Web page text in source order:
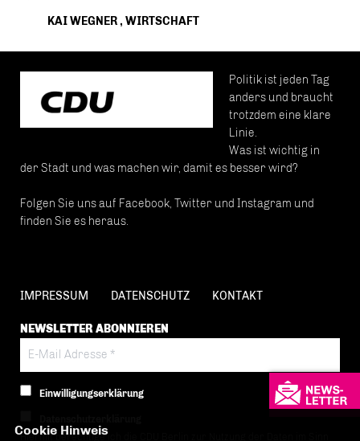
KAI WEGNER, WIRTSCHAFT
Politik ist jeden Tag
anders und braucht
trotzdem eine klare
Linie.
Was ist wichtig in
der Stadt und was machen wir, damit es besser wird?
Folgen Sie uns auf Facebook, Twitter und Instagram und
finden Sie es heraus.
IMPRESSUM DATENSCHUTZ KONTAKT
NEWSLETTER ABONNIEREN
Einwilligungserklärung
Hiermit berechtige ich die CDU Berlin zur Nutzung der Daten im Sinn
Cookie Hinweis